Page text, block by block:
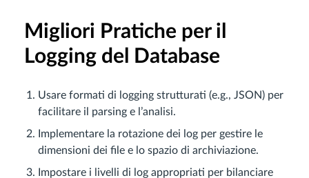
Migliori Pratiche per il
Logging del Database
Usare formati di logging strutturati (e.g., JSON) per
facilitare il parsing e l’analisi.
Implementare la rotazione dei log per gestire le
dimensioni dei file e lo spazio di archiviazione.
Impostare i livelli di log appropriati per bilanciare